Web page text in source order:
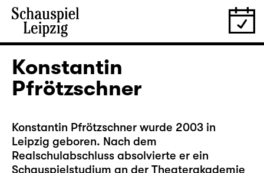
Konstantin
Pfrötzschner
Konstantin Pfrötzschner wurde 2003 in
Leipzig geboren. Nach dem
Realschulabschluss absolvierte er ein
Schauspielstudium an der Theaterakademie